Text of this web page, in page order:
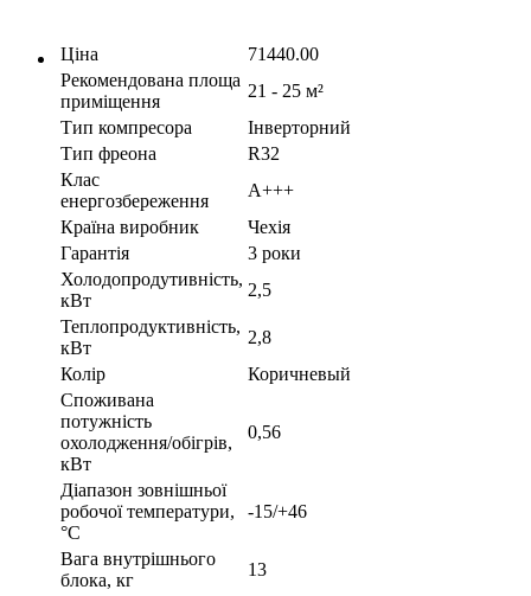
Ціна
71440.00
Рекомендована площа
приміщення
21 - 25 м²
Тип компресора
Інверторний
Тип фреона
R32
Клас
енергозбереження
A+++
Країна виробник
Чехія
Гарантія
3 роки
Холодопродутивність,
кВт
2,5
Теплопродуктивність,
кВт
2,8
Колір
Коричневый
Споживана
потужність
охолодження/обігрів,
кВт
0,56
Діапазон зовнішньої
робочої температури,
°С
-15/+46
Вага внутрішнього
блока, кг
13